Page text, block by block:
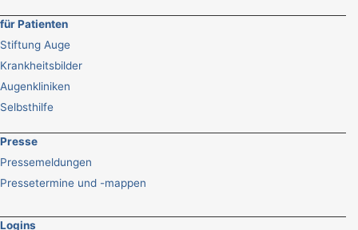
für Patienten
Stiftung Auge
Krankheitsbilder
Augenkliniken
Selbsthilfe
Presse
Pressemeldungen
Pressetermine und -mappen
Logins